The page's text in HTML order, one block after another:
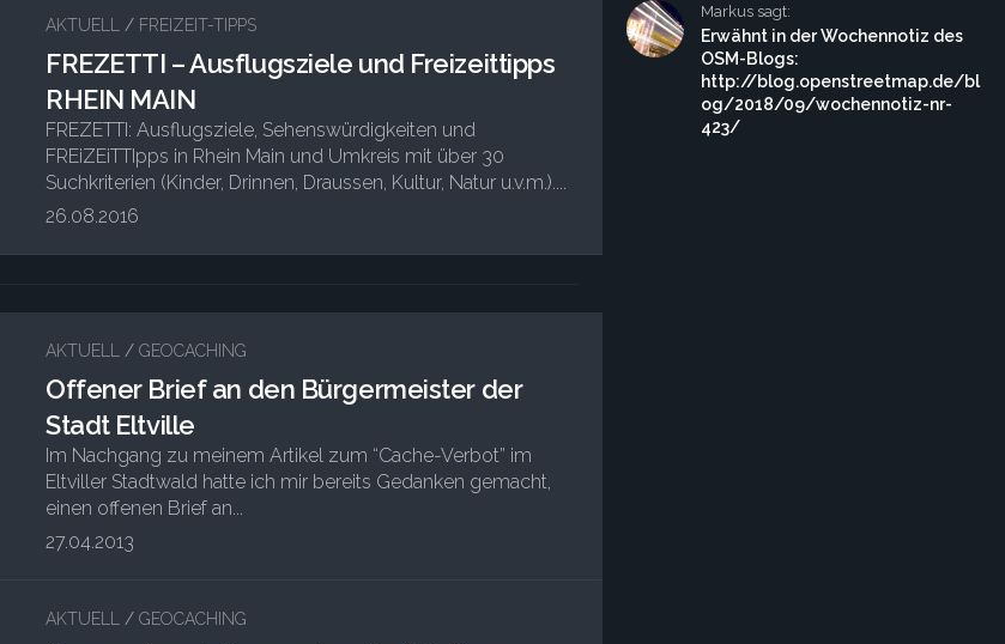
AKTUELL / FREIZEIT-TIPPS
FREZETTI – Ausflugsziele und Freizeittipps
RHEIN MAIN
FREZETTI: Ausflugsziele, Sehenswürdigkeiten und
FREiZEiTTIpps in Rhein Main und Umkreis mit über 30
Suchkriterien (Kinder, Drinnen, Draussen, Kultur, Natur u.v.m.)....
26.08.2016
AKTUELL / GEOCACHING
Offener Brief an den Bürgermeister der
Stadt Eltville
Im Nachgang zu meinem Artikel zum “Cache-Verbot” im
Eltviller Stadtwald hatte ich mir bereits Gedanken gemacht,
einen offenen Brief an...
27.04.2013
AKTUELL / GEOCACHING
Markus sagt:
Erwähnt in der Wochennotiz des
OSM-Blogs:
http://blog.openstreetmap.de/bl
og/2018/09/wochennotiz-nr-
423/